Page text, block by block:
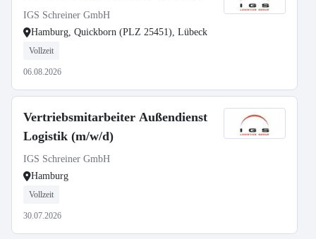
IGS Schreiner GmbH
Hamburg, Quickborn (PLZ 25451), Lübeck
Vollzeit
06.08.2026
Vertriebsmitarbeiter Außendienst
Logistik (m/w/d)
IGS Schreiner GmbH
Hamburg
Vollzeit
30.07.2026